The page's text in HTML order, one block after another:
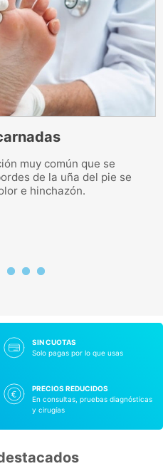
muy común que se
de la uña del pie se
e hinchazón.
SIN CUOTAS
Solo pagas por lo que usas
PRECIOS REDUCIDOS
En consultas, pruebas diagnósticas
y cirugías